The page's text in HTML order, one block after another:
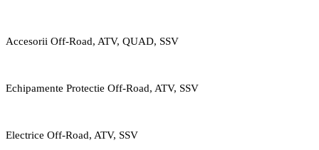
Accesorii Off-Road, ATV, QUAD, SSV
Echipamente Protectie Off-Road, ATV, SSV
Electrice Off-Road, ATV, SSV